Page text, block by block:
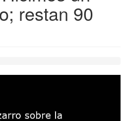
restan 90